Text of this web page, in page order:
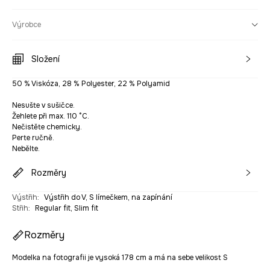
Výrobce
Složení
50 % Viskóza, 28 % Polyester, 22 % Polyamid
Nesušte v sušičce.
Žehlete při max. 110 °C.
Nečistěte chemicky.
Perte ručně.
Nebělte.
Rozměry
Výstřih: Výstřih do V, S límečkem, na zapínání
Střih: Regular fit, Slim fit
Rozměry
Modelka na fotografii je vysoká 178 cm a má na sebe velikost S